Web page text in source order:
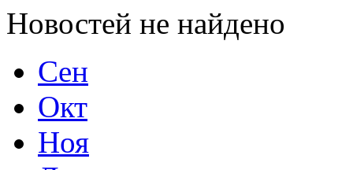
Новостей не найдено
Сен
Окт
Ноя